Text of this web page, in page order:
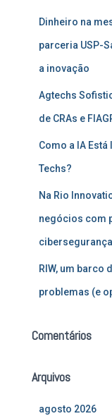
Dinheiro na
parceria USP-
a inovação
Agtechs
de CRAs e
Como a IA
Techs?
Na Rio
negócios com
cibersegurança
RIW, um barco
problemas (e
Comentários
Arquivos
agosto 2026